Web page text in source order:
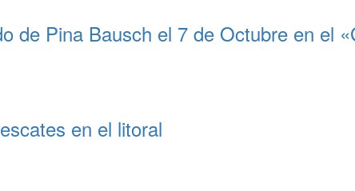
de Pina Bausch el 7 de Octubre en el
en el litoral